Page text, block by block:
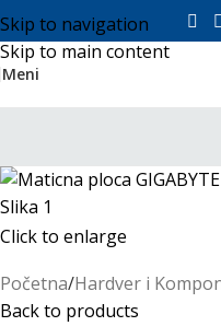
Skip to navigation
Skip to main content
Meni
Click to enlarge
Početna Hardver i
Back to products